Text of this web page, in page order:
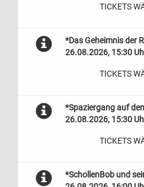
TICKETS
*Das Geheimnis der
26.08.2026, 15:30
TICKETS
*Spaziergang auf
26.08.2026, 15:30
TICKETS
*SchollenBob und